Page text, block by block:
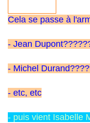
Cela se passe à
- Jean
- Michel
- etc, etc
- puis vient Isabelle